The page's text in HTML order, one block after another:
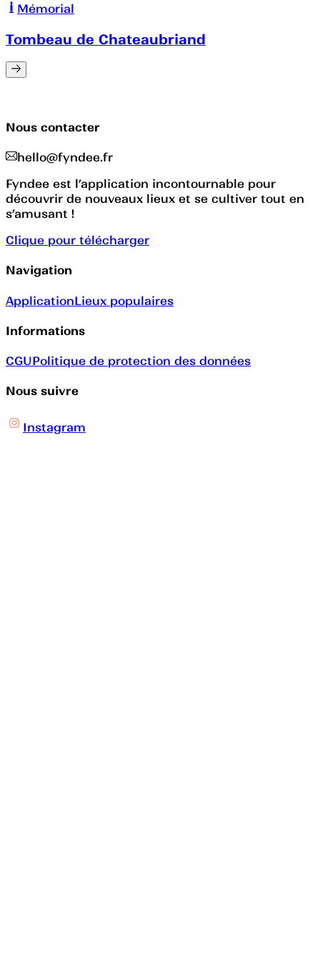
Mémorial
Tombeau de Chateaubriand
Nous contacter
hello@fyndee.fr
Fyndee est l’application incontournable pour
découvrir de nouveaux lieux et se cultiver tout en
s’amusant !
Clique pour télécharger
Navigation
ApplicationLieux populaires
Informations
CGUPolitique de protection des données
Nous suivre
Instagram